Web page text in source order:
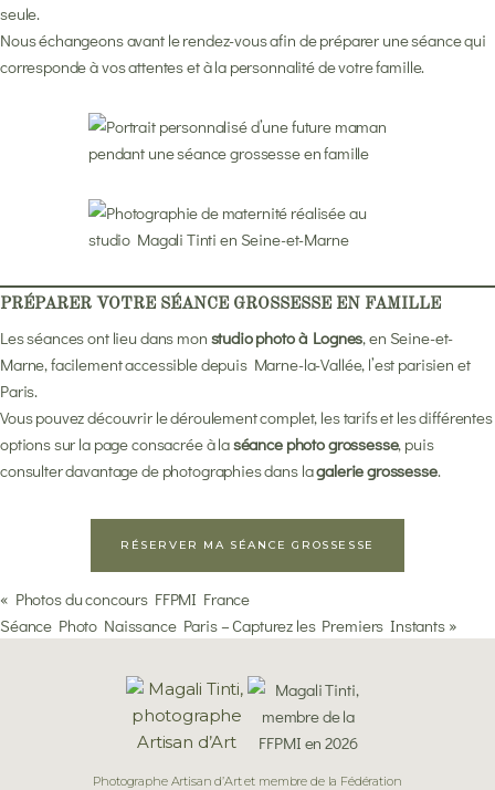
seule.
Nous échangeons avant le rendez-vous afin de préparer une séance qui
corresponde à vos attentes et à la personnalité de votre famille.
PRÉPARER VOTRE SÉANCE GROSSESSE EN FAMILLE
Les séances ont lieu dans mon studio photo à Lognes, en Seine-et-
Marne, facilement accessible depuis Marne-la-Vallée, l’est parisien et
Paris.
Vous pouvez découvrir le déroulement complet, les tarifs et les différentes
options sur la page consacrée à laséance photo grossesse, puis
consulter davantage de photographies dans lagalerie grossesse.
RÉSERVER MA SÉANCE GROSSESSE
« Photos du concours FFPMI France
Séance Photo Naissance Paris – Capturez les Premiers Instants »
Photographe Artisan d’Art et membre de la Fédération